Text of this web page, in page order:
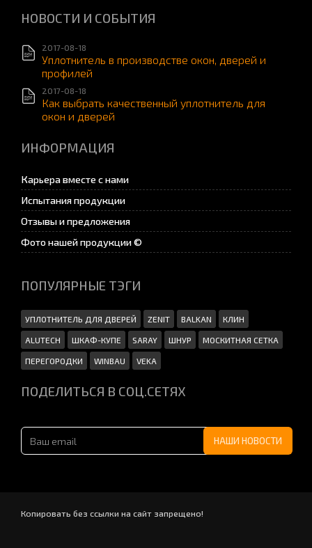
НОВОСТИ И СОБЫТИЯ
2017-08-18
Уплотнитель в производстве окон, дверей и
профилей
2017-08-18
Как выбрать качественный уплотнитель для
окон и дверей
ИНФОРМАЦИЯ
Карьера вместе с нами
Испытания продукции
Отзывы и предложения
Фото нашей продукции ©
ПОПУЛЯРНЫЕ ТЭГИ
УПЛОТНИТЕЛЬ ДЛЯ ДВЕРЕЙ ZENIT BALKAN КЛИН
ALUTECH ШКАФ-КУПЕ SARAY ШНУР МОСКИТНАЯ СЕТКА
ПЕРЕГОРОДКИ WINBAU VEKA
ПОДЕЛИТЬСЯ В СОЦ.СЕТЯХ
Копировать без ссылки на сайт запрещено!